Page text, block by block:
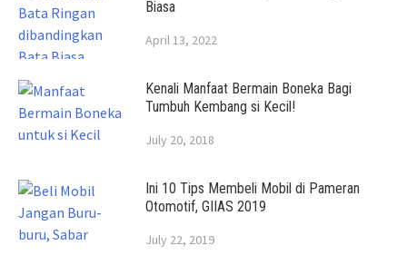
Biasa
April 13, 2022
Kenali Manfaat Bermain Boneka Bagi
Tumbuh Kembang si Kecil!
July 20, 2018
Ini 10 Tips Membeli Mobil di Pameran
Otomotif, GIIAS 2019
July 22, 2019